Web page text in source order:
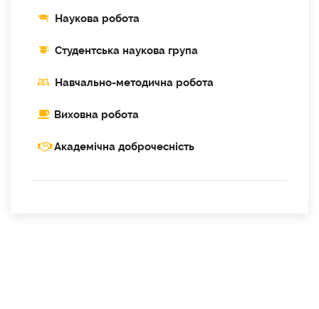
Наукова робота
Cтудентська наукова група
Навчально-методична робота
Виховна робота
Академічна доброчесність